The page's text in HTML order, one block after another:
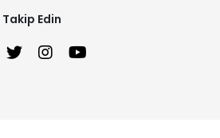
geçiyor! Ayrıca kemirgen
Takip Edin